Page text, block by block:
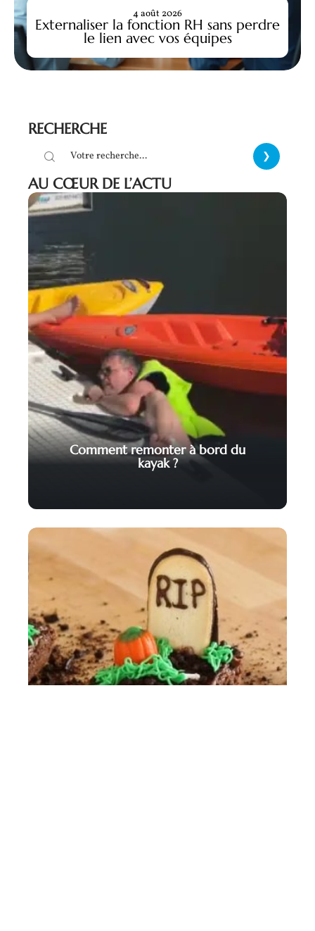
Externaliser la fonction RH sans perdre
le lien avec vos équipes
4 août 2026
RECHERCHE
AU CŒUR DE L’ACTU
Comment remonter à bord du
kayak ?